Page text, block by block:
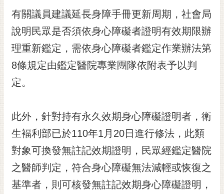
有關議員建議延長身障手冊更新周期，社會局
說明民眾是否須依身心障礙者證明有效期限辦
理重新鑑定，需依身心障礙者鑑定作業辦法第
8條規定由鑑定醫院專業團隊依附表予以判
定。
此外，針對持有永久效期身心障礙證明者，衛
生褔利部已於110年1月20日進行修法，此類
對象可換發無註記效期證明，民眾經鑑定醫院
之醫師判定，符合身心障礙無法減輕或恢復之
基準者，則可核發無註記效期身心障礙證明，